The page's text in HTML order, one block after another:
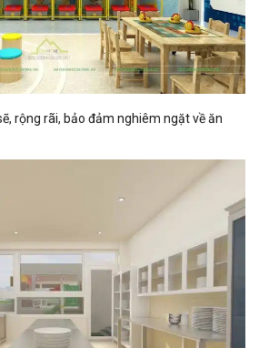
rộng rãi, bảo đảm nghiêm ngặt về ăn